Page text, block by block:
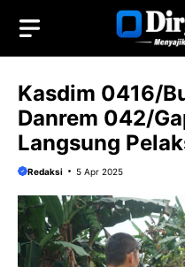
isi
Kasdim 0416/
Danrem 042/
Langsung
Redaksi 5 Apr 2025